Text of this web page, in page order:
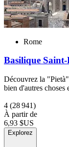
Rome
Basilique
Découvrez la
bien d'autres
4 (28 941)
À partir de
6,93 $US
Explorez